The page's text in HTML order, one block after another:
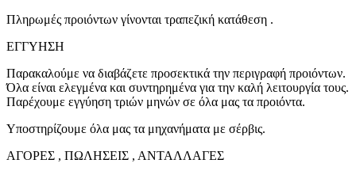
Πληρωμές προιόντων γίνονται τραπεζική κατάθεση .
ΕΓΓΥΗΣΗ
Παρακαλούμε να διαβάζετε προσεκτικά την περιγραφή προιόντων.
Όλα είναι ελεγμένα και συντηρημένα για την καλή λειτουργία τους.
Παρέχουμε εγγύηση τριών μηνών σε όλα μας τα προιόντα.
Υποστηρίζουμε όλα μας τα μηχανήματα με σέρβις.
ΑΓΟΡΕΣ , ΠΩΛΗΣΕΙΣ , ΑΝΤΑΛΛΑΓΕΣ